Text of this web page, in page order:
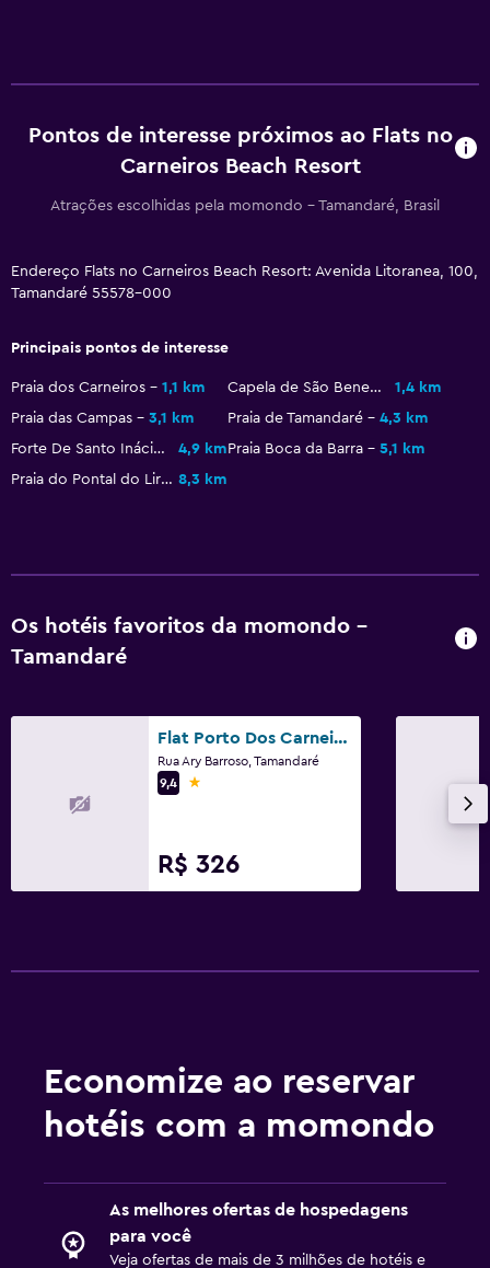
Pontos de interesse próximos ao Flats no
Carneiros Beach Resort
Atrações escolhidas pela momondo - Tamandaré, Brasil
Endereço Flats no Carneiros Beach Resort: Avenida Litoranea, 100,
Tamandaré 55578-000
Principais pontos de interesse
Praia dos Carneiros 1,1 km Capela de São Benedito
1,4 km
Praia das Campas
3,1 km Praia de Tamandaré
4,3 km
Forte De Santo Inácio De Loyola
4,9 kmPraia Boca da Barra
5,1 km
Praia do Pontal do Lira 8,3 km
Os hotéis favoritos da momondo -
Tamandaré
Flat Porto Dos Carneiros
Rua Ary Barroso, Tamandaré
9,4
1 estrela
R$ 326
Economize ao reservar
hotéis com a momondo
As melhores ofertas de hospedagens
para você
Veja ofertas de mais de 3 milhões de hotéis e